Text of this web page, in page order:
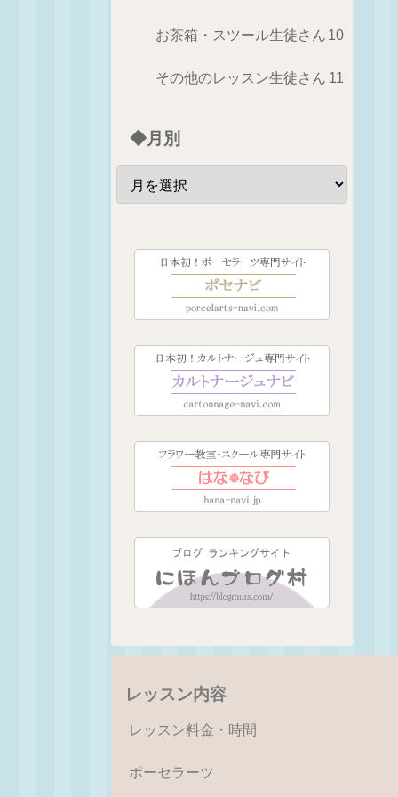
お茶箱・スツール生徒さん 10
その他のレッスン生徒さん 11
◆月別
レッスン内容
レッスン料金・時間
ポーセラーツ